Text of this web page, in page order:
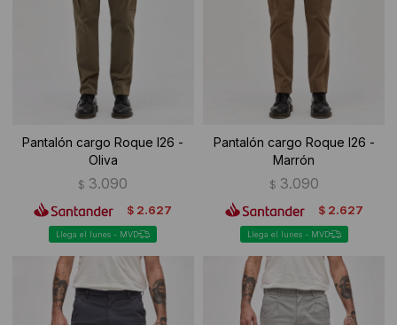
Pantalón cargo Roque I26 -
Oliva
$ 3.090
$ 2.627
Llega el lunes - MVD
Pantalón cargo Roque I26 -
Marrón
$ 3.090
$ 2.627
Llega el lunes - MVD
Ropa Interior
Canguros
Camperas
Buzos
Shorts de baño
Sherpas
Camisas y blusas
Sherpas